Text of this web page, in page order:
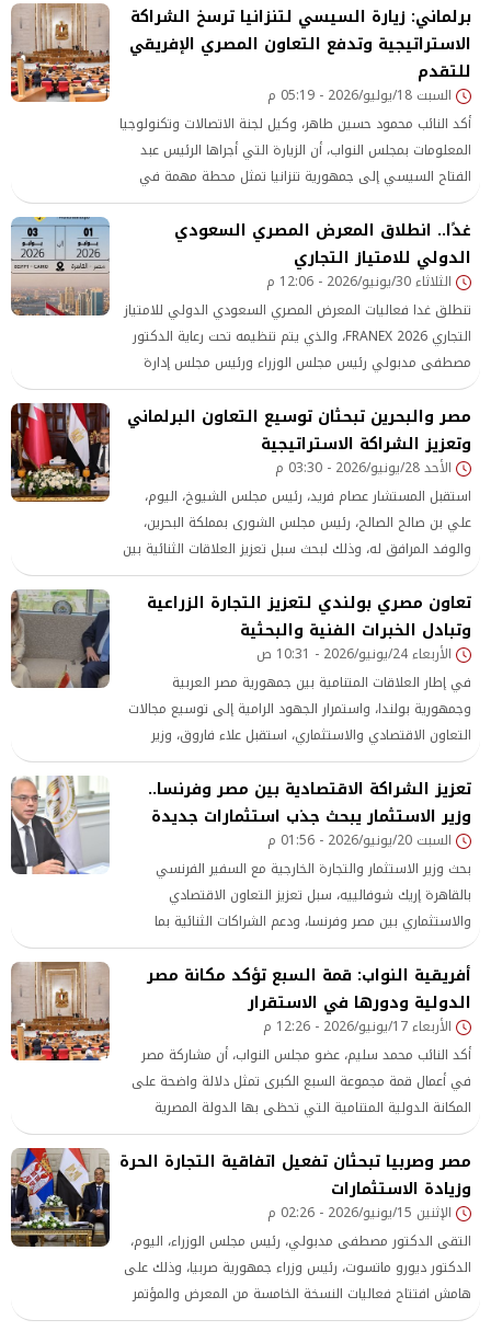
برلماني: زيارة السيسي لتنزانيا ترسخ الشراكة
الاستراتيجية وتدفع التعاون المصري الإفريقي
للتقدم
السبت 18/يوليو/2026 - 05:19 م
أكد النائب محمود حسين طاهر، وكيل لجنة الاتصالات وتكنولوجيا
المعلومات بمجلس النواب، أن الزيارة التي أجراها الرئيس عبد
الفتاح السيسي إلى جمهورية تنزانيا تمثل محطة مهمة في
مسيرة تعزيز العلاقات المصرية الأفريقية، وتجسد حرص الدولة
المصرية على
غدًا.. انطلاق المعرض المصري السعودي
الدولي للامتياز التجاري
الثلاثاء 30/يونيو/2026 - 12:06 م
تنطلق غدا فعاليات المعرض المصري السعودي الدولي للامتياز
التجاري FRANEX 2026، والذي يتم تنظيمه تحت رعاية الدكتور
مصطفى مدبولي رئيس مجلس الوزراء ورئيس مجلس إدارة
جهاز تنمية المشروعات
مصر والبحرين تبحثان توسيع التعاون البرلماني
وتعزيز الشراكة الاستراتيجية
الأحد 28/يونيو/2026 - 03:30 م
استقبل المستشار عصام فريد، رئيس مجلس الشيوخ، اليوم،
علي بن صالح الصالح، رئيس مجلس الشورى بمملكة البحرين،
والوفد المرافق له، وذلك لبحث سبل تعزيز العلاقات الثنائية بين
جمهورية مصر
تعاون مصري بولندي لتعزيز التجارة الزراعية
وتبادل الخبرات الفنية والبحثية
الأربعاء 24/يونيو/2026 - 10:31 ص
في إطار العلاقات المتنامية بين جمهورية مصر العربية
وجمهورية بولندا، واستمرار الجهود الرامية إلى توسيع مجالات
التعاون الاقتصادي والاستثماري، استقبل علاء فاروق، وزير
الزراعة واستصلاح الأراضي، وفدًا بولنديًا رفيع المستوى برئاسة
نائب وزير الزراعة والتنمية الريفية وأمين الدولة بجمهورية بولندا،
وذلك بحضور سفير بولندا لدى القاهرة وعدد من القيادات
تعزيز الشراكة الاقتصادية بين مصر وفرنسا..
وزير الاستثمار يبحث جذب استثمارات جديدة
السبت 20/يونيو/2026 - 01:56 م
بحث وزير الاستثمار والتجارة الخارجية مع السفير الفرنسي
بالقاهرة إريك شوفالييه، سبل تعزيز التعاون الاقتصادي
والاستثماري بين مصر وفرنسا، ودعم الشراكات الثنائية بما
يسهم في جذب المزيد من الاستثمارات الأجنبية المباشرة خلال
الفترة المقبلة.
أفريقية النواب: قمة السبع تؤكد مكانة مصر
الدولية ودورها في الاستقرار
الأربعاء 17/يونيو/2026 - 12:26 م
أكد النائب محمد سليم، عضو مجلس النواب، أن مشاركة مصر
في أعمال قمة مجموعة السبع الكبرى تمثل دلالة واضحة على
المكانة الدولية المتنامية التي تحظى بها الدولة المصرية
بقيادة الرئيس عبد الفتاح السيسي، وتعكس حجم الثقة التي
مصر وصربيا تبحثان تفعيل اتفاقية التجارة الحرة
وزيادة الاستثمارات
الإثنين 15/يونيو/2026 - 02:26 م
التقى الدكتور مصطفى مدبولي، رئيس مجلس الوزراء، اليوم،
الدكتور ديورو ماتسوت، رئيس وزراء جمهورية صربيا، وذلك على
هامش افتتاح فعاليات النسخة الخامسة من المعرض والمؤتمر
الطبي الأفريقي Africa Health ExCon 2026 .